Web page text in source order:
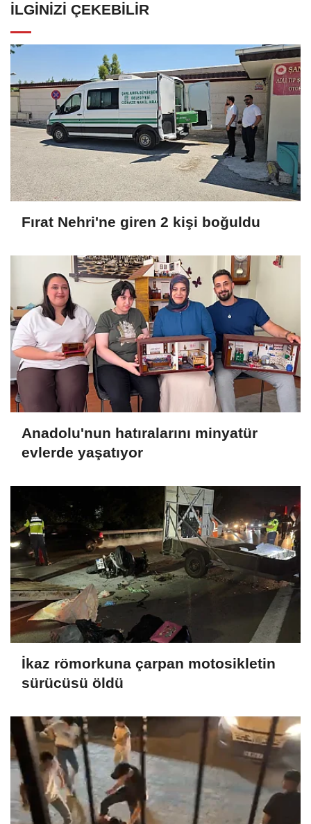
İLGINIZI ÇEKEBILIR
Fırat Nehri'ne giren 2 kişi boğuldu
Anadolu'nun hatıralarını minyatür
evlerde yaşatıyor
İkaz römorkuna çarpan motosikletin
sürücüsü öldü